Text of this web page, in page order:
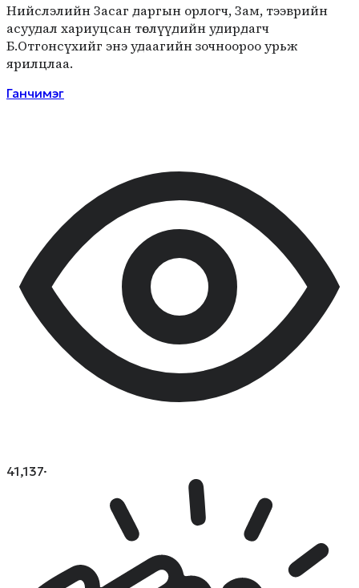
Нийслэлийн Засаг даргын орлогч, Зам, тээврийн
асуудал хариуцсан төслүүдийн удирдагч
Б.Отгонсүхийг энэ удаагийн зочноороо урьж
ярилцлаа.
Ганчимэг
41,137·